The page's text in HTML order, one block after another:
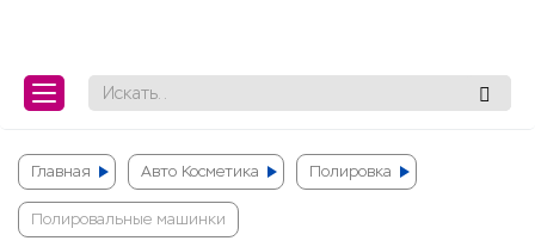
Главная Авто Косметика Полировка
Полировальные машинки